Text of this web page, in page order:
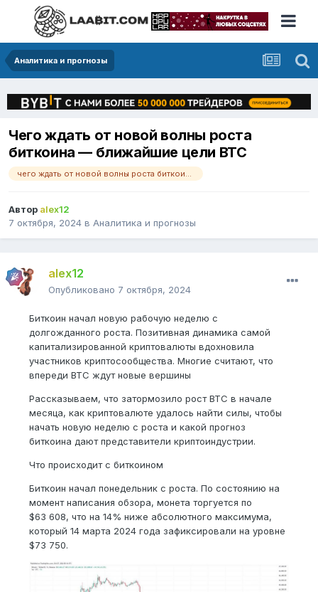
Аналитика и прогнозы
Чего ждать от новой волны роста
биткоина — ближайшие цели BTC
чего ждать от новой волны роста биткоина — ближайшие цели btc
Автор alex12
7 октября, 2024 в Аналитика и прогнозы
alex12
Опубликовано 7 октября, 2024
Биткоин начал новую рабочую неделю с
долгожданного роста. Позитивная динамика самой
капитализированной криптовалюты вдохновила
участников криптосообщества. Многие считают, что
впереди BTC ждут новые вершины
Рассказываем, что затормозило рост BTC в начале
месяца, как криптовалюте удалось найти силы, чтобы
начать новую неделю с роста и какой прогноз
биткоина дают представители криптоиндустрии.
Что происходит с биткоином
Биткоин начал понедельник с роста. По состоянию на
момент написания обзора, монета торгуется по
$63 608, что на 14% ниже абсолютного максимума,
который 14 марта 2024 года зафиксировали на уровне
$73 750.